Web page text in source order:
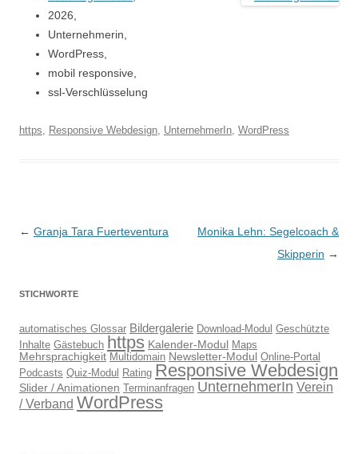
2026,
Unternehmerin,
WordPress,
mobil responsive,
ssl-Verschlüsselung
https, Responsive Webdesign, UnternehmerIn, WordPress
Beitragsnavigation
← Granja Tara Fuerteventura
Monika Lehn: Segelcoach &
Skipperin →
STICHWORTE
automatisches Glossar Bildergalerie Download-Modul Geschützte
Inhalte Gästebuch https Kalender-Modul Maps
Mehrsprachigkeit Multidomain Newsletter-Modul Online-Portal
Podcasts Quiz-Modul Rating Responsive Webdesign
Slider / Animationen Terminanfragen UnternehmerIn Verein
/ Verband WordPress